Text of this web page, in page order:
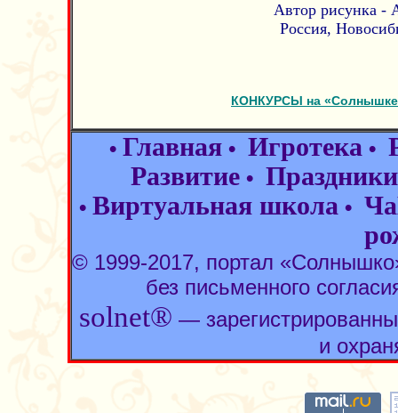
Автор рисунка -
Россия,
КОНКУРСЫ на
• Главная • Игротека •
Развитие• Праздники
• Виртуальная школа •
© 1999-2017, портал
без письменного
solnet® —
и